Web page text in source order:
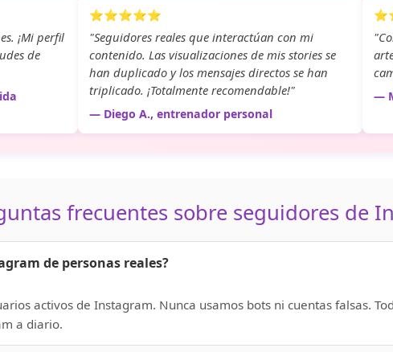
¡Mi perfil
de
⭐⭐⭐⭐⭐
"Seguidores reales que interactúan con mi
contenido. Las visualizaciones de mis stories se
han duplicado y los mensajes directos se han
triplicado. ¡Totalmente recomendable!"
— Diego A., entrenador personal
—
frecuentes sobre seguidores de
de personas reales?
activos de Instagram. Nunca usamos bots ni cuentas falsas.
a diario.